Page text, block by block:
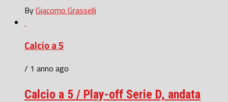
ByGiacomo Grasselli
Calcio a 5
/ 1 anno ago
Calcio a 5 / Play-off Serie D, andata